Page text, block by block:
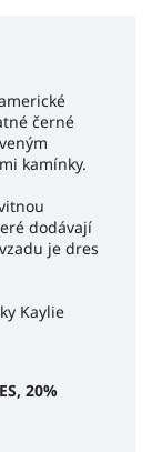
černé
kamínky.
dodávají
je dres
Kaylie
20%